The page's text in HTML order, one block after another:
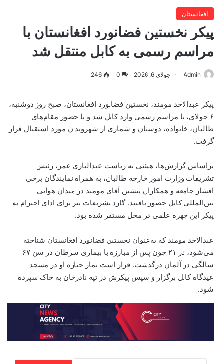
افغانستان
پیکر نخستین فضانورد افغانستان با
مراسم رسمی به کابل منتقل شد
Admin جولای 6, 2026 0
246
پیکر عبدالاحد مومند، نخستین فضانورد افغانستان، صبح روز دوشنبه،
۶ جولای، با مراسم رسمی وارد کابل شد و با حضور مقام‌های
طالبان، خانواده، دوستان و شماری از شهروندان مورد استقبال قرار
گرفت.
براساس گزارش‌ها، هیئتی به ریاست عبدالباری عمر، رئیس
تشریفات وزارت امور خارجه طالبان، به همراه نمایندگان برخی
اقشار جامعه و همکاران پیشین آقای مومند در میدان هوایی
بین‌المللی کابل حضور یافتند. گارد تشریفات نیز برای ادای احترام به
پیکر این چهره علمی در محل مستقر شده بود.
عبدالاحد مومند که به‌عنوان نخستین فضانورد افغانستان شناخته
می‌شود، در ۲۱ جون پس از مبارزه با بیماری سرطان در سن ۶۷
سالگی در آلمان درگذشت. قرار است نماز جنازه او در مسجد
عیدگاه کابل برگزار و سپس پیکرش در تپه نادرخان به خاک سپرده
شود.